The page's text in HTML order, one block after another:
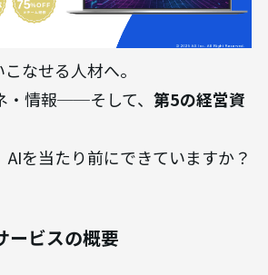
なせる人材へ。
・情報──そして、 第5の経営資
AIを当たり前にできていますか？
ービスの概要